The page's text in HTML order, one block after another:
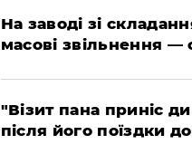
​На заводі зі
масові звільнення —
"Візит пана приніс
після його поїздки